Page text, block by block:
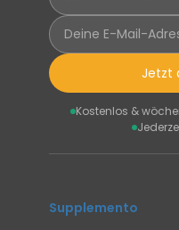
Jetzt
Kostenlos &
Supplemento